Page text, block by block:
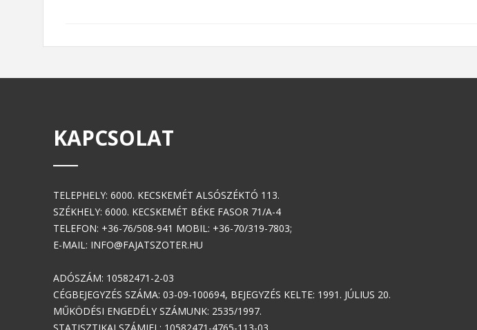
KAPCSOLAT
TELEPHELY: 6000. KECSKEMÉT ALSÓSZÉKTÓ 113.
SZÉKHELY: 6000. KECSKEMÉT BÉKE FASOR 71/A-4
TELEFON: +36-76/508-941 MOBIL: +36-70/319-7803;
E-MAIL: INFO@FAJATSZOTER.HU
ADÓSZÁM: 10582471-2-03
CÉGBEJEGYZÉS SZÁMA: 03-09-100694, BEJEGYZÉS KELTE: 1991. JÚLIUS 20.
MŰKÖDÉSI ENGEDÉLY SZÁMUNK: 2535/1997.